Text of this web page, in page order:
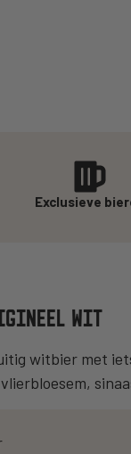
Exclusieve
WIT
witbier met